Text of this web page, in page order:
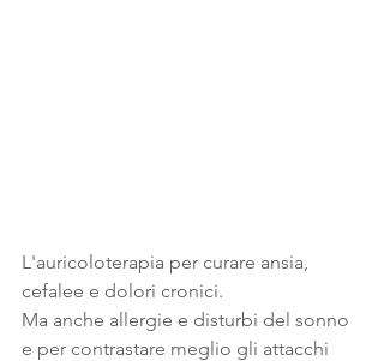
L'auricoloterapia per curare ansia,
cefalee e dolori cronici.
Ma anche allergie e disturbi del sonno
e per contrastare meglio gli attacchi